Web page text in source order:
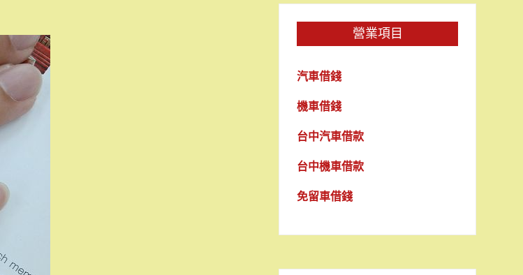
營業項目
汽車借錢
機車借錢
台中汽車借款
台中機車借款
免留車借錢